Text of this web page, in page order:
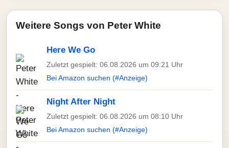
Weitere Songs von Peter White
Here We Go
Zuletzt gespielt: 06.08.2026 um 09:21 Uhr
Bei Amazon suchen (#Anzeige)
Night After Night
Zuletzt gespielt: 06.08.2026 um 08:10 Uhr
Bei Amazon suchen (#Anzeige)